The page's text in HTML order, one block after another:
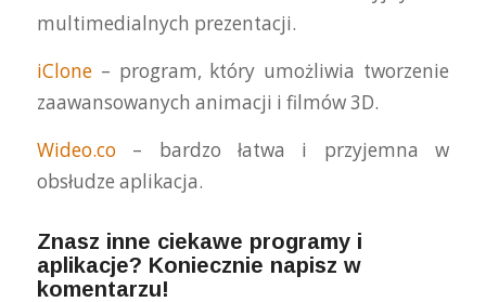
multimedialnych prezentacji.
iClone– program, który umożliwia tworzenie
zaawansowanych animacji i filmów 3D.
Wideo.co – bardzo łatwa i przyjemna w
obsłudze aplikacja.
Znasz inne ciekawe programy i
aplikacje? Koniecznie napisz w
komentarzu!